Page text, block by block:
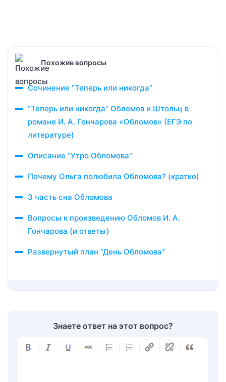
Похожие вопросы
Сочинение “Теперь или никогда”
“Теперь или никогда” Обломов и Штольц в
романе И. А. Гончарова «Обломов» (ЕГЭ по
литературе)
Описание “Утро Обломова”
Почему Ольга полюбила Обломова? (кратко)
3 часть сна Обломова
Вопросы к произведению Обломов И. А.
Гончарова (и ответы)
Развернутый план “День Обломова”
Знаете ответ на этот вопрос?